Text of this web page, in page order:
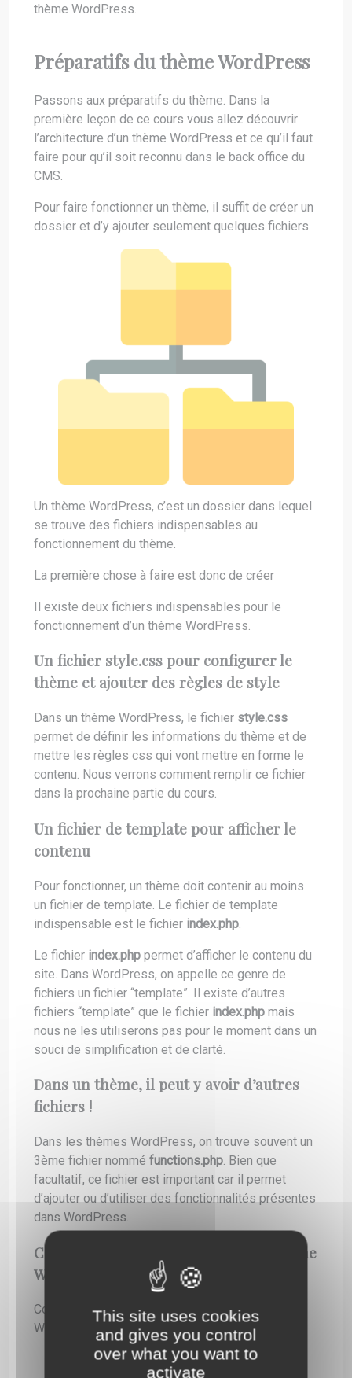
thème WordPress.
Préparatifs du thème WordPress
Passons aux préparatifs du thème. Dans la
première leçon de ce cours vous allez découvrir
l’architecture d’un thème WordPress et ce qu’il faut
faire pour qu’il soit reconnu dans le back office du
CMS.
Pour faire fonctionner un thème, il suffit de créer un
dossier et d’y ajouter seulement quelques fichiers.
Un thème WordPress, c’est un dossier dans lequel
se trouve des fichiers indispensables au
fonctionnement du thème.
La première chose à faire est donc de créer
Il existe deux fichiers indispensables pour le
fonctionnement d’un thème WordPress.
Un fichier style.css pour configurer le
thème et ajouter des règles de style
Dans un thème WordPress, le fichier style.css
permet de définir les informations du thème et de
mettre les règles css qui vont mettre en forme le
contenu. Nous verrons comment remplir ce fichier
dans la prochaine partie du cours.
Un fichier de template pour afficher le
contenu
Pour fonctionner, un thème doit contenir au moins
un fichier de template. Le fichier de template
indispensable est le fichier index.php
Le fichier index.php permet d’afficher le contenu du
site. Dans WordPress, on appelle ce genre de
fichiers un fichier “template”. Il existe d’autres
fichiers “template” que le fichier index.php mais
nous ne les utiliserons pas pour le moment dans un
souci de simplification et de clarté.
Dans un thème, il peut y avoir d’autres
fichiers !
Dans les thèmes WordPress, on trouve souvent un
3ème fichier nomméfunctions.php. Bien que
facultatif, ce fichier est important car il permet
d’ajouter ou d’utiliser des fonctionnalités présentes
dans WordPress.
Commençons la création de notre thème
WordPress !
Commençons la création de notre thème
WordPress !
Allez dans le dossier “wp-content/themes”
This site uses cookies
and gives you control
over what you want to
activate